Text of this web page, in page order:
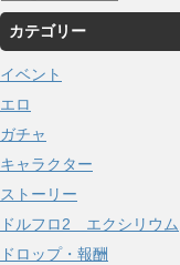
ー
カ
ブ
カテゴリー
イベント
エロ
ガチャ
キャラクター
ストーリー
ドルフロ2 エクシリウム
ドロップ・報酬